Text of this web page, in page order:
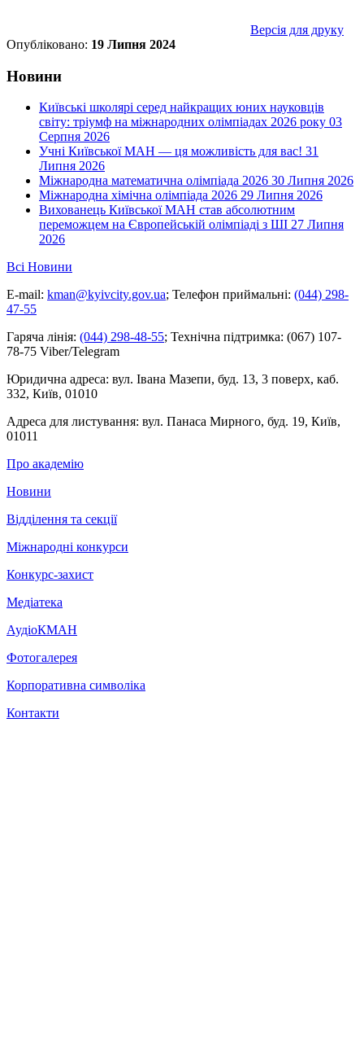
Версія для друку
Опубліковано: 19 Липня 2024
Новини
Київські школярі серед найкращих юних науковців
світу: тріумф на міжнародних олімпіадах 2026 року 03
Серпня 2026
Учні Київської МАН — ця можливість для вас! 31
Липня 2026
Міжнародна математична олімпіада 2026 30 Липня 2026
Міжнародна хімічна олімпіада 2026 29 Липня 2026
Вихованець Київської МАН став абсолютним
переможцем на Європейській олімпіаді з ШІ 27 Липня
2026
Всі Новини
E-mail: kman@kyivcity.gov.ua; Телефон приймальні: (044) 298-
47-55
Гаряча лінія: (044) 298-48-55; Технічна підтримка: (067) 107-
78-75 Viber/Telegram
Юридична адреса: вул. Івана Мазепи, буд. 13, 3 поверх, каб.
332, Київ, 01010
Адреса для листування: вул. Панаса Мирного, буд. 19, Київ,
01011
Про академію
Новини
Відділення та секції
Міжнародні конкурси
Конкурс-захист
Медіатека
АудіоКМАН
Фотогалерея
Корпоративна символіка
Контакти